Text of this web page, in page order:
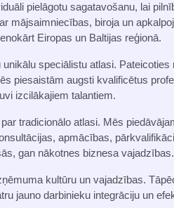
pielāgotu sagatavošanu, lai
mājsaimniecības, biroja un
Eiropas un Baltijas reģionā.
speciālistu atlasi. Pateicoties
piesaistām augsti kvalificētus
izcilākajiem talantiem.
tradicionālo atlasi. Mēs
apmācības,
gan nākotnes biznesa vajadzības.
kultūru un vajadzības.
jauno darbinieku integrāciju un